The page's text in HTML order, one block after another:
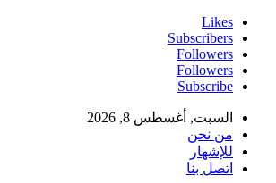
Likes
Subscribers
Followers
Followers
Subscribe
السبت, أغسطس 8, 2026
من نحن
للإشهار
اتصل بنا